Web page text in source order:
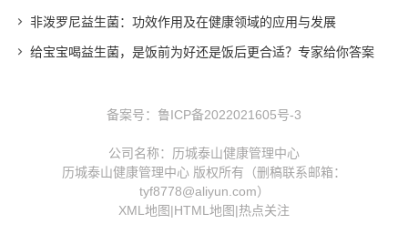
非泼罗尼益生菌：功效作用及在健康领域的应用与发展
给宝宝喝益生菌，是饭前为好还是饭后更合适？专家给你答案
备案号： 鲁ICP备2022021605号-3
公司名称：历城泰山健康管理中心
历城泰山健康管理中心 版权所有（删稿联系邮箱：
tyf8778@aliyun.com）
XML地图|HTML地图|热点关注